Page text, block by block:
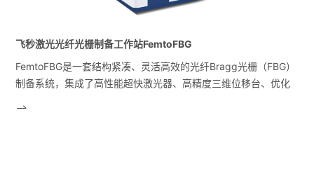
飞秒激光光纤光栅制备工作站FemtoFBG
FemtoFBG是一套结构紧凑、灵活高效的光纤Bragg光栅（FBG）
制备系统，集成了高性能超快激光器、高精度三维位移台、优化